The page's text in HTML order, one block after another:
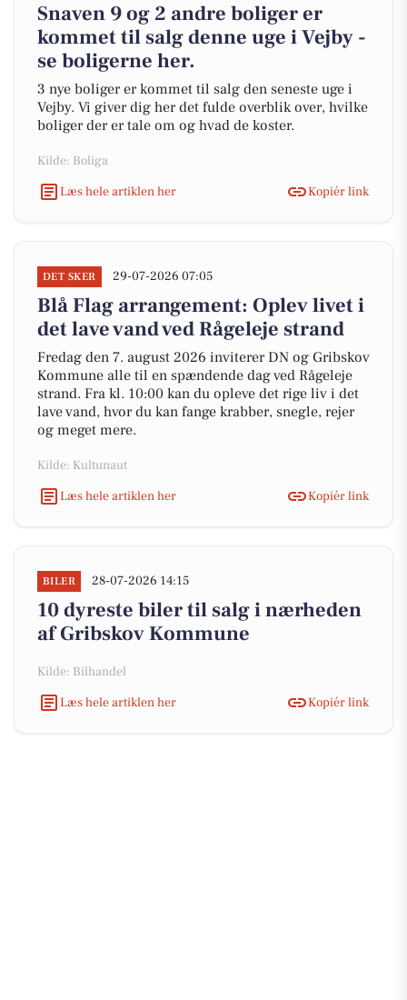
Snaven 9 og 2 andre boliger er
kommet til salg denne uge i Vejby -
se boligerne her.
3 nye boliger er kommet til salg den seneste uge i
Vejby. Vi giver dig her det fulde overblik over, hvilke
boliger der er tale om og hvad de koster.
Kilde: Boliga
Læs hele artiklen her
Kopiér link
DET SKER 29-07-2026 07:05
Blå Flag arrangement: Oplev livet i
det lave vand ved Rågeleje strand
Fredag den 7. august 2026 inviterer DN og Gribskov
Kommune alle til en spændende dag ved Rågeleje
strand. Fra kl. 10:00 kan du opleve det rige liv i det
lave vand, hvor du kan fange krabber, snegle, rejer
og meget mere.
Kilde: Kultunaut
Læs hele artiklen her
Kopiér link
BILER 28-07-2026 14:15
10 dyreste biler til salg i nærheden
af Gribskov Kommune
Kilde: Bilhandel
Læs hele artiklen her
Kopiér link